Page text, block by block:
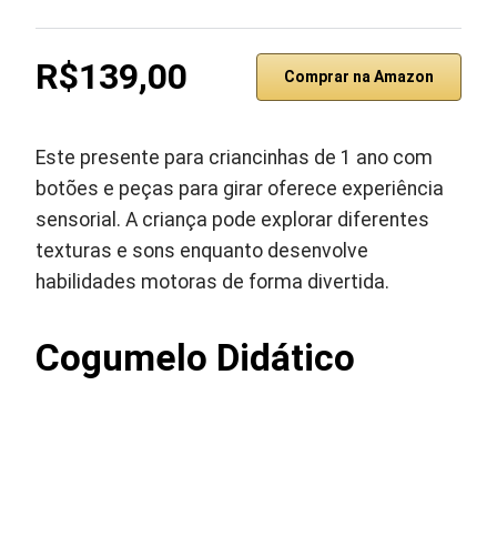
R$139,00 Comprar na Amazon
Este presente para criancinhas de 1 ano com
botões e peças para girar oferece experiência
sensorial. A criança pode explorar diferentes
texturas e sons enquanto desenvolve
habilidades motoras de forma divertida.
Cogumelo Didático